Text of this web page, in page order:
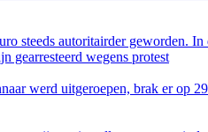
steeds autoritairder geworden.
gearresteerd wegens protest
werd uitgeroepen, brak er op